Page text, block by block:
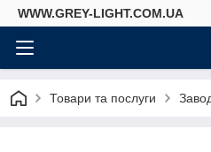
WWW.GREY-LIGHT.COM.UA
Товари та послуги